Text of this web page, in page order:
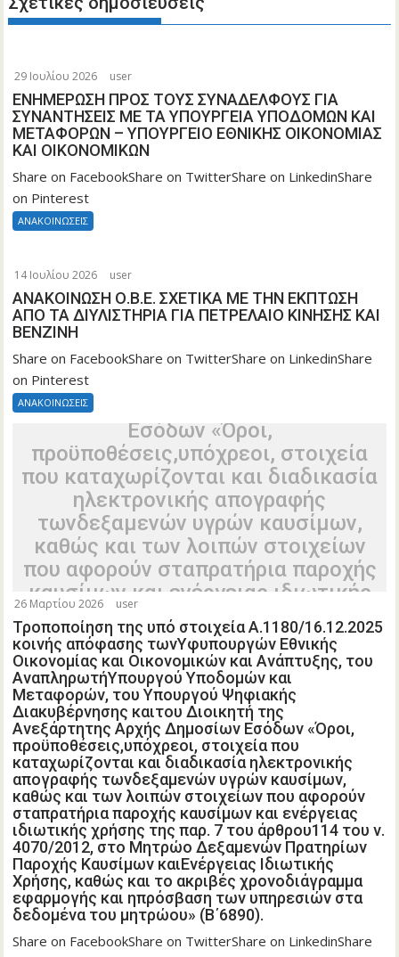
29 Ιουλίου 2026 user
ΕΝΗΜΕΡΩΣΗ ΠΡΟΣ ΤΟΥΣ ΣΥΝΑΔΕΛΦΟΥΣ ΓΙΑ
ΣΥΝΑΝΤΗΣΕΙΣ ΜΕ ΤΑ ΥΠΟΥΡΓΕΙΑ ΥΠΟΔΟΜΩΝ ΚΑΙ
ΜΕΤΑΦΟΡΩΝ – ΥΠΟΥΡΓΕΙΟ ΕΘΝΙΚΗΣ ΟΙΚΟΝΟΜΙΑΣ
ΚΑΙ ΟΙΚΟΝΟΜΙΚΩΝ
Share on FacebookShare on TwitterShare on LinkedinShare
on Pinterest
ΑΝΑΚΟΙΝΩΣΕΙΣ
14 Ιουλίου 2026 user
ΑΝΑΚΟΙΝΩΣΗ Ο.Β.Ε. ΣΧΕΤΙΚΑ ΜΕ ΤΗΝ ΕΚΠΤΩΣΗ
ΑΠΟ ΤΑ ΔΙΥΛΙΣΤΗΡΙΑ ΓΙΑ ΠΕΤΡΕΛΑΙΟ ΚΙΝΗΣΗΣ ΚΑΙ
ΒΕΝΖΙΝΗ
Share on FacebookShare on TwitterShare on LinkedinShare
on Pinterest
ΑΝΑΚΟΙΝΩΣΕΙΣ
Α.1180/16.12.2025 κοινής απόφασης
τωνΥφυπουργών Εθνικής Οικονομίας
και Οικονομικών και Ανάπτυξης, του
ΑναπληρωτήΥπουργού Υποδομών και
Μεταφορών, του Υπουργού Ψηφιακής
Διακυβέρνησης καιτου Διοικητή της
Ανεξάρτητης Αρχής Δημοσίων
Εσόδων «Όροι,
προϋποθέσεις,υπόχρεοι, στοιχεία
που καταχωρίζονται και διαδικασία
ηλεκτρονικής απογραφής
τωνδεξαμενών υγρών καυσίμων,
καθώς και των λοιπών στοιχείων
που αφορούν σταπρατήρια παροχής
καυσίμων και ενέργειας ιδιωτικής
χρήσης της παρ. 7 του άρθρου114
του ν. 4070/2012, στο Μητρώο
Δεξαμενών Πρατηρίων Παροχής
Καυσίμων καιΕνέργειας Ιδιωτικής
Χρήσης, καθώς και το ακριβές
χρονοδιάγραμμα εφαρμογής και
ηπρόσβαση των υπηρεσιών στα
δεδομένα του μητρώου» (Β΄6890).
26 Μαρτίου 2026 user
Τροποποίηση της υπό στοιχεία Α.1180/16.12.2025
κοινής απόφασης τωνΥφυπουργών Εθνικής
Οικονομίας και Οικονομικών και Ανάπτυξης, του
ΑναπληρωτήΥπουργού Υποδομών και
Μεταφορών, του Υπουργού Ψηφιακής
Διακυβέρνησης καιτου Διοικητή της
Ανεξάρτητης Αρχής Δημοσίων Εσόδων «Όροι,
προϋποθέσεις,υπόχρεοι, στοιχεία που
καταχωρίζονται και διαδικασία ηλεκτρονικής
απογραφής τωνδεξαμενών υγρών καυσίμων,
καθώς και των λοιπών στοιχείων που αφορούν
σταπρατήρια παροχής καυσίμων και ενέργειας
ιδιωτικής χρήσης της παρ. 7 του άρθρου114 του ν.
4070/2012, στο Μητρώο Δεξαμενών Πρατηρίων
Παροχής Καυσίμων καιΕνέργειας Ιδιωτικής
Χρήσης, καθώς και το ακριβές χρονοδιάγραμμα
εφαρμογής και ηπρόσβαση των υπηρεσιών στα
δεδομένα του μητρώου» (Β΄6890).
Share on FacebookShare on TwitterShare on LinkedinShare